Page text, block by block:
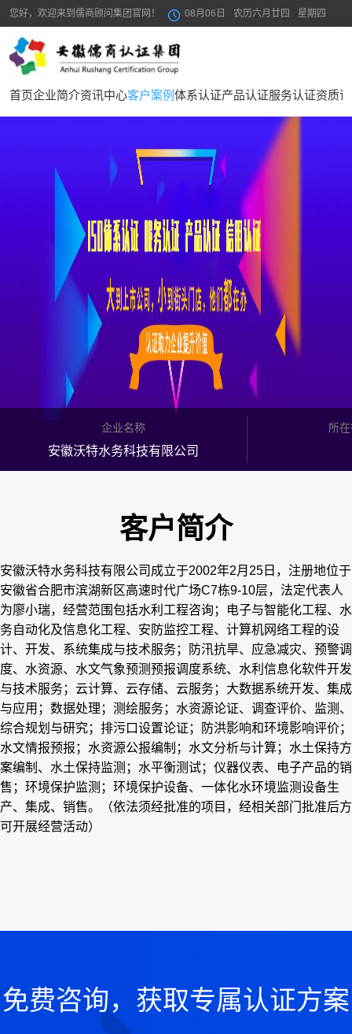
您好，欢迎来到儒商顾问集团官网！ 08月06日 农历六月廿四 星期四
首页企业简介资讯中心客户案例体系认证产品认证服务认证资质
企业名称
安徽沃特水务科技有限公司
所
客户简介
安徽沃特水务科技有限公司成立于2002年2月25日，注册地位于
安徽省合肥市滨湖新区高速时代广场C7栋9-10层，法定代表人
为廖小瑞，经营范围包括水利工程咨询；电子与智能化工程、水
务自动化及信息化工程、安防监控工程、计算机网络工程的设
计、开发、系统集成与技术服务；防汛抗旱、应急减灾、预警调
度、水资源、水文气象预测预报调度系统、水利信息化软件开发
与技术服务；云计算、云存储、云服务；大数据系统开发、集成
与应用；数据处理；测绘服务；水资源论证、调查评价、监测、
综合规划与研究；排污口设置论证；防洪影响和环境影响评价；
水文情报预报；水资源公报编制；水文分析与计算；水土保持方
案编制、水土保持监测；水平衡测试；仪器仪表、电子产品的销
售；环境保护监测；环境保护设备、一体化水环境监测设备生
产、集成、销售。（依法须经批准的项目，经相关部门批准后方
可开展经营活动）
免费咨询，获取专属认证方案